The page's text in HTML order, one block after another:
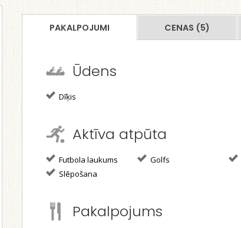
PAKALPOJUMI CENAS (5)
Ūdens
Dīķis
Aktīva atpūta
Futbola laukums Golfs
Slēpošana
Pakalpojums